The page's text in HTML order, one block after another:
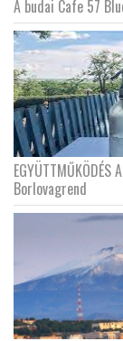
A budai Cafe 57
EGYÜTTMŰKÖDÉS
Borlovagrend